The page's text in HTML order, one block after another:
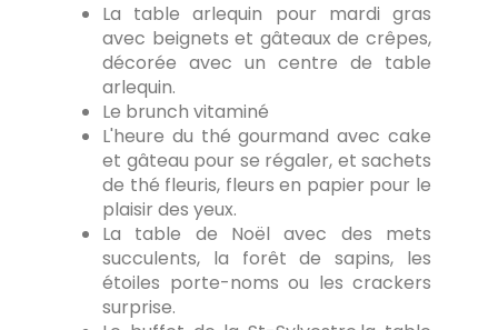
La table arlequin pour mardi gras
avec beignets et gâteaux de crêpes,
décorée avec un centre de table
arlequin.
Le brunch vitaminé
L'heure du thé gourmand avec cake
et gâteau pour se régaler, et sachets
de thé fleuris, fleurs en papier pour le
plaisir des yeux.
La table de Noël avec des mets
succulents, la forêt de sapins, les
étoiles porte-noms ou les crackers
surprise.